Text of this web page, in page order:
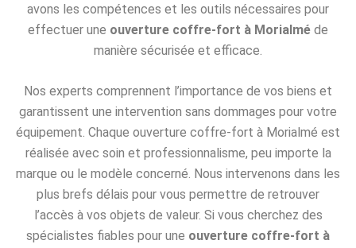
avons les compétences et les outils nécessaires pour
effectuer une ouverture coffre-fort à Morialmé de
manière sécurisée et efficace.
Nos experts comprennent l’importance de vos biens et
garantissent une intervention sans dommages pour votre
équipement. Chaque ouverture coffre-fort à Morialmé est
réalisée avec soin et professionnalisme, peu importe la
marque ou le modèle concerné. Nous intervenons dans les
plus brefs délais pour vous permettre de retrouver
l’accès à vos objets de valeur. Si vous cherchez des
spécialistes fiables pour une ouverture coffre-fort à